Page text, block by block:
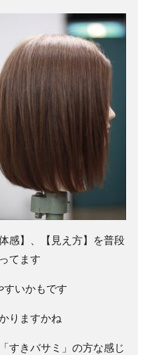
感】、【見え方】を普段
てます
すいかもです
りますかね
すきバサミ」の方な感じ